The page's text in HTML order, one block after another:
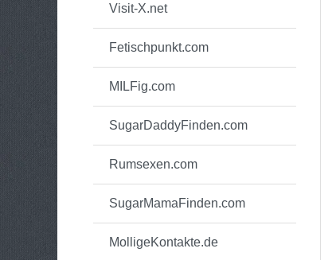
Visit-X.net
Fetischpunkt.com
MILFig.com
SugarDaddyFinden.com
Rumsexen.com
SugarMamaFinden.com
MolligeKontakte.de